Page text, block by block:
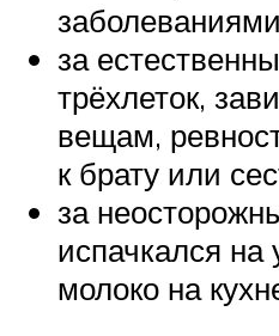
за
трёхлеток,
вещам,
к брату или
за
испачкался на
молоко на